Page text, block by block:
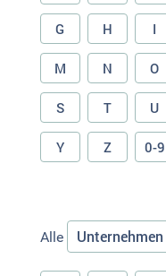
G H I
M N O
S T U
Y Z 0-9
Alle